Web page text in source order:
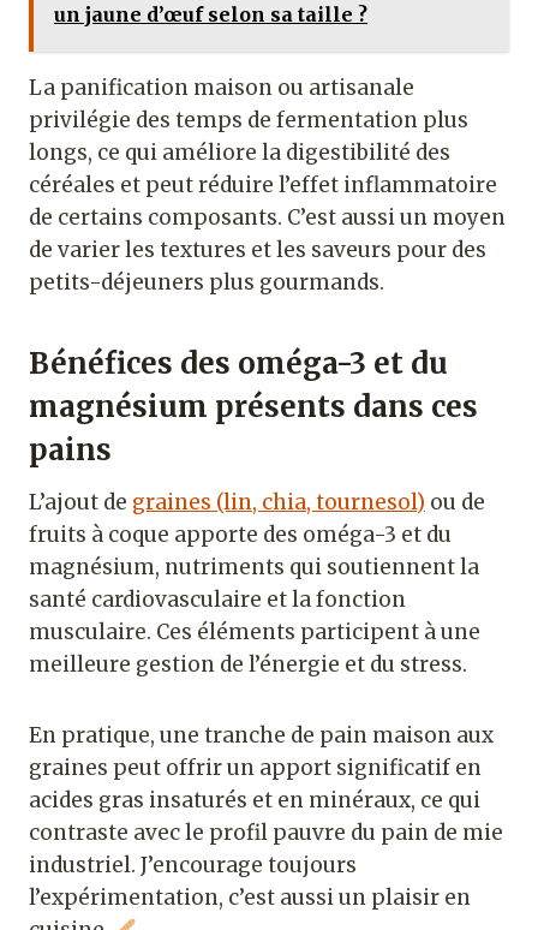
un jaune d’œuf selon sa taille ?
La panification maison ou artisanale
privilégie des temps de fermentation plus
longs, ce qui améliore la digestibilité des
céréales et peut réduire l’effet inflammatoire
de certains composants. C’est aussi un moyen
de varier les textures et les saveurs pour des
petits-déjeuners plus gourmands.
Bénéfices des oméga-3 et du
magnésium présents dans ces
pains
L’ajout de graines (lin, chia, tournesol) ou de
fruits à coque apporte des oméga-3 et du
magnésium, nutriments qui soutiennent la
santé cardiovasculaire et la fonction
musculaire. Ces éléments participent à une
meilleure gestion de l’énergie et du stress.
En pratique, une tranche de pain maison aux
graines peut offrir un apport significatif en
acides gras insaturés et en minéraux, ce qui
contraste avec le profil pauvre du pain de mie
industriel. J’encourage toujours
l’expérimentation, c’est aussi un plaisir en